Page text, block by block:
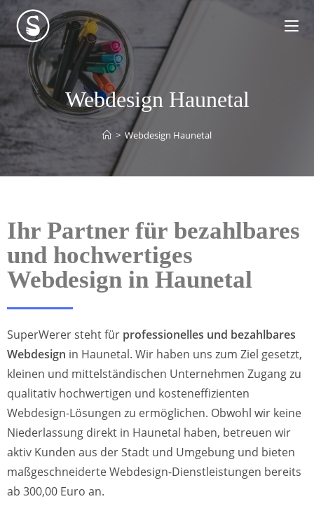
Webdesign Haunetal
> Webdesign Haunetal
Ihr Partner für bezahlbares
und hochwertiges
Webdesign in Haunetal
SuperWerer steht für professionelles und bezahlbares
Webdesign in Haunetal. Wir haben uns zum Ziel gesetzt,
kleinen und mittelständischen Unternehmen Zugang zu
qualitativ hochwertigen und kosteneffizienten
Webdesign-Lösungen zu ermöglichen. Obwohl wir keine
Niederlassung direkt in Haunetal haben, betreuen wir
aktiv Kunden aus der Stadt und Umgebung und bieten
maßgeschneiderte Webdesign-Dienstleistungen bereits
ab 300,00 Euro an.